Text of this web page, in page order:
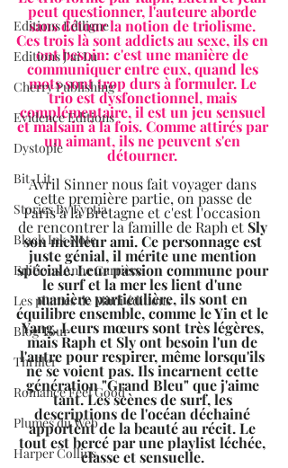
Editions Ediligne
Editions J'ai Lu
Cherry Publishing
Evidence Editions
Dystopie
Bit-Lit
Stories By Fyctia
Black Ink Note
Editions Anne Carrière
Les plumes de Mimi éditions
Blog Tour
Thriller
Romance Feel Good
Plumes du Web
Harper Collins
peut questionner, l'auteure aborde
sans détour la notion de triolisme.
Ces trois là sont addicts au sexe, ils en
ont besoin: c'est une manière de
communiquer entre eux, quand les
mots sont trop durs à formuler. Le
trio est dysfonctionnel, mais
complémentaire, il est un jeu sensuel
et malsain à la fois. Comme attirés par
un aimant, ils ne peuvent s'en
détourner.
Avril Sinner nous fait voyager dans
cette première partie, on passe de
Paris à la Bretagne et c'est l'occasion
de rencontrer la famille de Raph et Sly
son meilleur ami. Ce personnage est
juste génial, il mérite une mention
spéciale. Leur passion commune pour
le surf et la mer les lient d'une
manière particulière, ils sont en
équilibre ensemble, comme le Yin et le
Yang. Leurs mœurs sont très légères,
mais Raph et Sly ont besoin l'un de
l'autre pour respirer, même lorsqu'ils
ne se voient pas. Ils incarnent cette
génération "Grand Bleu" que j'aime
tant. Les scènes de surf, les
descriptions de l'océan déchainé
apportent de la beauté au récit. Le
tout est bercé par une playlist léchée,
classe et sensuelle.